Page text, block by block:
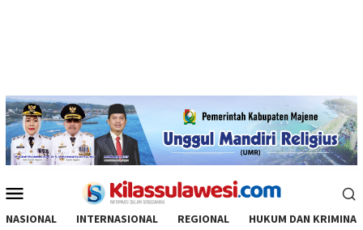
Mobile
NASIONAL INTERNASIONAL REGIONAL HUKUM DAN KRIMINAL